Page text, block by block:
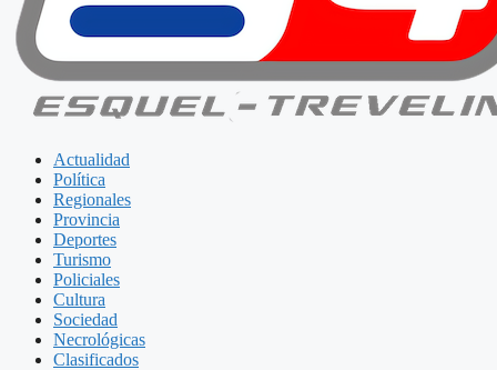
Actualidad
Política
Regionales
Provincia
Deportes
Turismo
Policiales
Cultura
Sociedad
Necrológicas
Clasificados